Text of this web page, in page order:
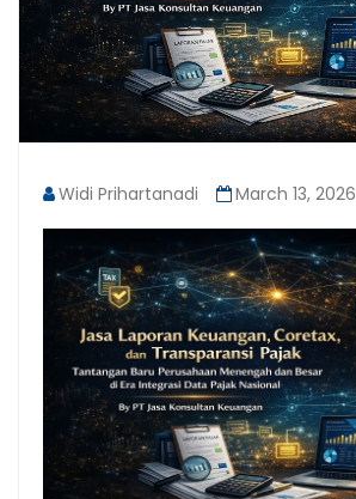
Widi Prihartanadi March 13, 2026